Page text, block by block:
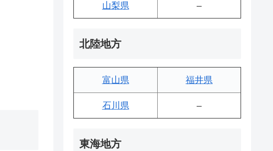
山梨県 –
北陸地方
富山県 福井県
石川県 –
東海地方